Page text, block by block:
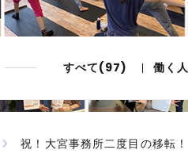
すべて(97) 働く
祝！大宮事務所二度目の移転！